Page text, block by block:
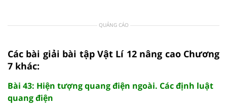
QUẢNG CÁO
Các bài giải bài tập Vật Lí 12 nâng cao Chương
7 khác:
Bài 43: Hiện tượng quang điện ngoài. Các định luật
quang điện